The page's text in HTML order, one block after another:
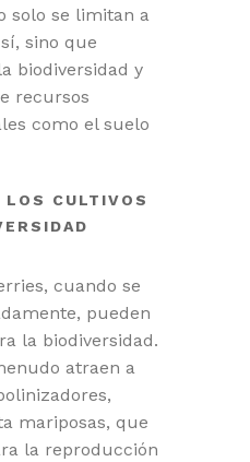
solo se limitan a
sino que
biodiversidad y
recursos
como el suelo
LOS CULTIVOS
cuando se
pueden
la biodiversidad.
atraen a
mariposas, que
la reproducción